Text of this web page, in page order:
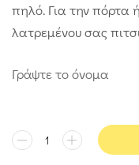
πηλό. Για την πόρτα
λατρεμένου σας
Γράψτε το όνομα